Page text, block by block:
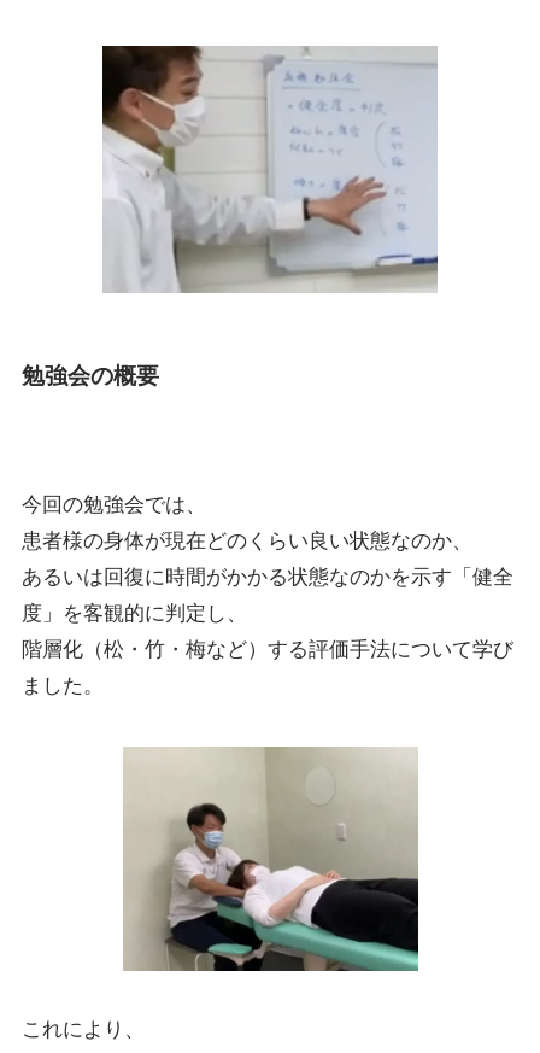
勉強会の概要
今回の勉強会では、
患者様の身体が現在どのくらい良い状態なのか、
あるいは回復に時間がかかる状態なのかを示す「健全
度」を客観的に判定し、
階層化（松・竹・梅など）する評価手法について学び
ました。
これにより、